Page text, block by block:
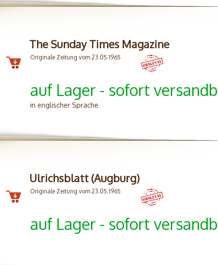
The Sunday Times Magazine
Originale Zeitung vom 23.05.1965
auf Lager - sofort
in englischer Sprache
Ulrichsblatt (Augburg)
Originale Zeitung vom 23.05.1965
auf Lager - sofort